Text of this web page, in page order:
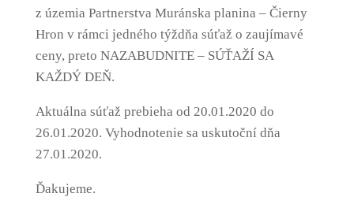
z územia Partnerstva Muránska planina – Čierny
Hron v rámci jedného týždňa súťaž o zaujímavé
ceny, preto NAZABUDNITE – SÚŤAŽÍ SA
KAŽDÝ DEŇ.
Aktuálna súťaž prebieha od 20.01.2020 do
26.01.2020. Vyhodnotenie sa uskutoční dňa
27.01.2020.
Ďakujeme.